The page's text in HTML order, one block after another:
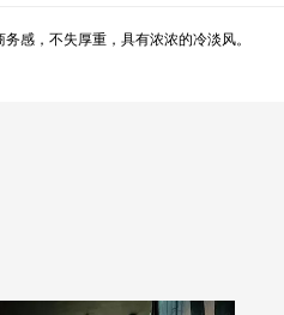
感，不失厚重，具有浓浓的冷淡风。